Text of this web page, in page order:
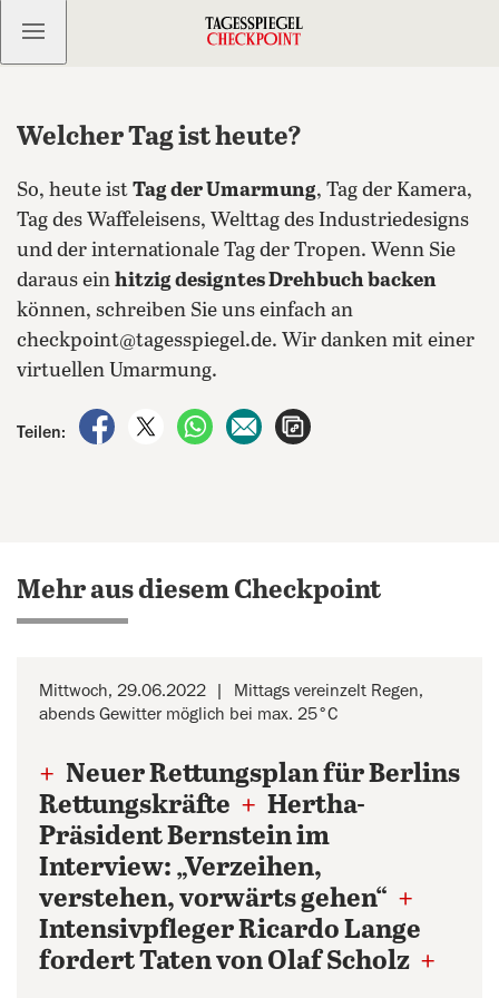
Kostenlos anmelden
Welcher Tag ist heute?
So, heute ist Tag der Umarmung, Tag der Kamera,
Tag des Waffeleisens, Welttag des Industriedesigns
und der internationale Tag der Tropen. Wenn Sie
daraus ein hitzig designtes Drehbuch backen
können, schreiben Sie uns einfach an
checkpoint@tagesspiegel.de. Wir danken mit einer
virtuellen Umarmung.
Teilen:
auf Facebook teilen
auf X teilenper WhatsApp teilen
per E-Mail teilen
Mehr aus diesem Checkpoint
Mittwoch, 29.06.2022
Mittags vereinzelt Regen,
abends Gewitter möglich bei max. 25°C
+ Neuer Rettungsplan für Berlins
Rettungskräfte + Hertha-
Präsident Bernstein im
Interview: „Verzeihen,
verstehen, vorwärts gehen“ +
Intensivpfleger Ricardo Lange
fordert Taten von Olaf Scholz +